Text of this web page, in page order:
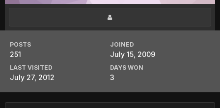
POSTS
251
JOINED
July 15, 2009
LAST VISITED
July 27, 2012
DAYS WON
3